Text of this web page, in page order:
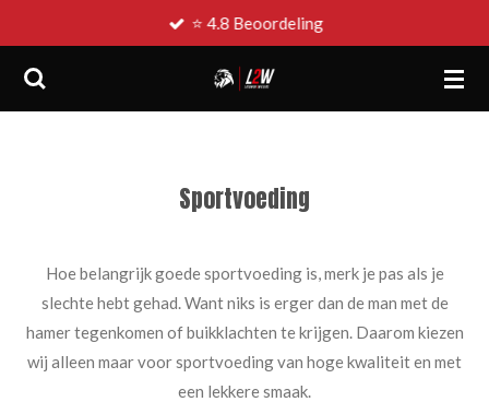
naar
de
⭐ 4.8 Beoordeling
Sportvoeding
Hoe belangrijk goede sportvoeding is, merk je pas als je
slechte hebt gehad. Want niks is erger dan de man met de
hamer tegenkomen of buikklachten te krijgen. Daarom kiezen
wij alleen maar voor sportvoeding van hoge kwaliteit en met
een lekkere smaak.